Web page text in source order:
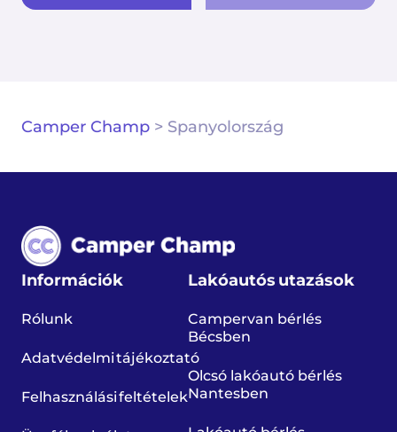
Camper Champ > Spanyolország
Információk
Rólunk
Adatvédelmi tájékoztató
Felhasználási feltételek
Lakóautós utazások
Campervan bérlés
Bécsben
Olcsó lakóautó bérlés
Nantesben